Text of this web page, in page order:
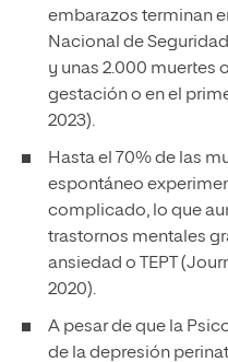
embarazos terminan
Nacional de
y unas 2.000 muertes
gestación o en el
2023).
Hasta el 70% de las
espontáneo
complicado, lo que
trastornos mentales
ansiedad o TEPT
2020).
A pesar de que la
de la depresión